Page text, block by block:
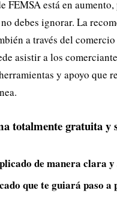
FEMSA está en
debes ignorar. La
a través del
asistir a los
y apoyo que
totalmente gratuita y
de manera clara
que te guiará paso a